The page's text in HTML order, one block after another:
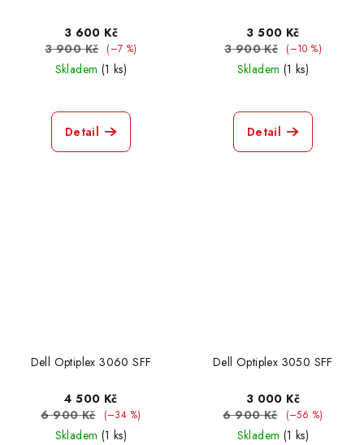
3 600 Kč
3 900 Kč (–7 %)
Skladem (1 ks)
Detail
3 500 Kč
3 900 Kč
(–10 %)
Skladem (1 ks)
Detail
Dell Optiplex 3060 SFF
4 500 Kč
6 900 Kč
(–34 %)
Skladem (1 ks)
Dell Optiplex 3050 SFF
3 000 Kč
6 900 Kč
(–56 %)
Skladem (1 ks)